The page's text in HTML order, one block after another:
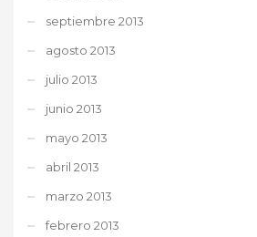
septiembre 2013
agosto 2013
julio 2013
junio 2013
mayo 2013
abril 2013
marzo 2013
febrero 2013